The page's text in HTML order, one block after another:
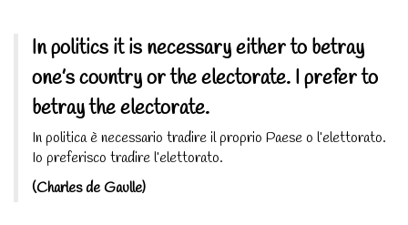
In politics it is necessary either to betray
one’s country or the electorate. I prefer to
betray the electorate.
In politica è necessario tradire il proprio Paese o l’elettorato.
Io preferisco tradire l’elettorato.
(Charles de Gaulle)